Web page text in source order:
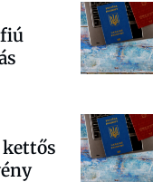
kettős